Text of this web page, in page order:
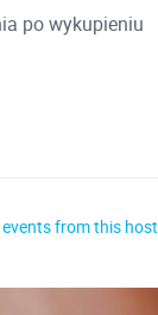
po wykupieniu
events from this host